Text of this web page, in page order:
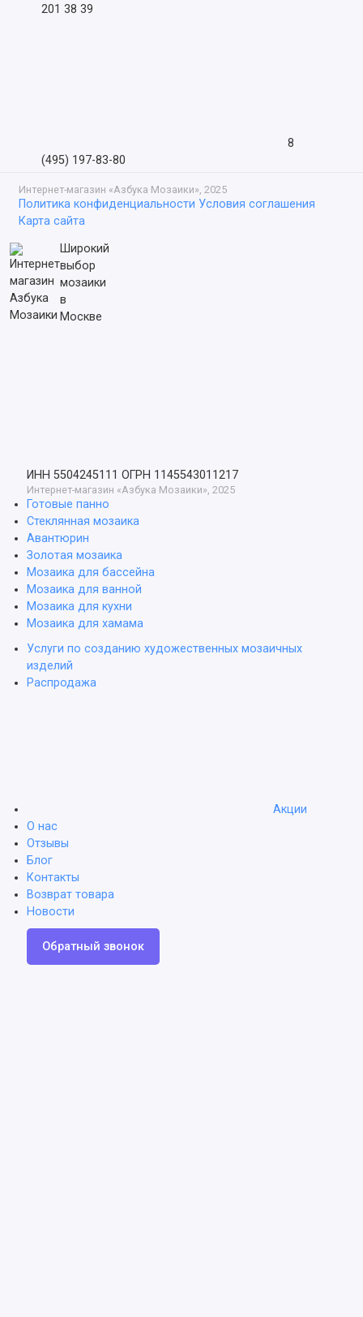
201 38 39
8
(495) 197-83-80
Интернет-магазин «Азбука Мозаики», 2025
Политика конфиденциальности Условия соглашения
Карта сайта
Широкий
выбор
мозаики
в
Москве
ИНН 5504245111 ОГРН 1145543011217
Интернет-магазин «Азбука Мозаики», 2025
Готовые панно
Стеклянная мозаика
Авантюрин
Золотая мозаика
Мозаика для бассейна
Мозаика для ванной
Мозаика для кухни
Мозаика для хамама
Услуги по созданию художественных мозаичных
изделий
Распродажа
Акции
О нас
Отзывы
Блог
Контакты
Возврат товара
Новости
Обратный звонок